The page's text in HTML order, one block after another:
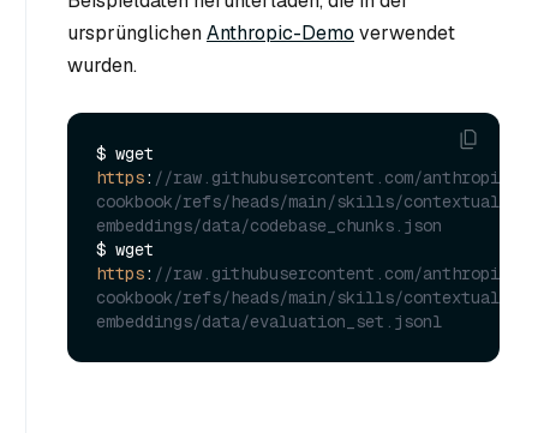
ursprünglichenAnthropic-Demo verwendet
wurden.
https: //raw.githubusercontent.com/anthropics/
cookbook/refs/heads/main/skills/contextual-
embeddings/data/codebase_chunks.json
https: //raw.githubusercontent.com/anthropics/
cookbook/refs/heads/main/skills/contextual-
embeddings/data/evaluation_set.jsonl